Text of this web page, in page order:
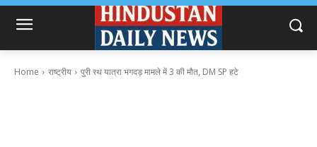
Home राष्ट्रीय पुरी रथ यात्रा भगदड़ मामले में 3 की मौत, DM SP हटे